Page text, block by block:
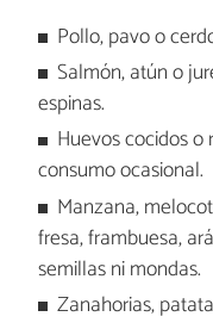
Pollo, pavo o
Salmón, atún o
espinas.
Huevos cocidos
consumo ocasional.
Manzana,
fresa, frambuesa,
semillas ni mondas.
Zanahorias,